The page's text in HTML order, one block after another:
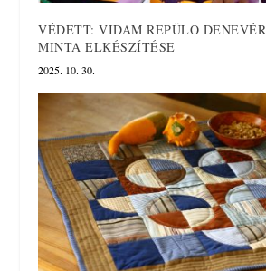
VÉDETT: VIDÁM REPÜLŐ
MINTA ELKÉSZÍTÉSE
2025. 10. 30.